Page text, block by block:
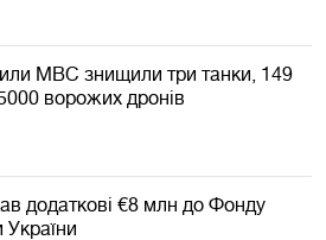
МВС знищили три танки, 149
ворожих дронів
додаткові €8 млн до Фонду
України